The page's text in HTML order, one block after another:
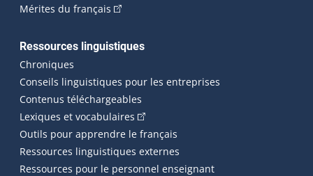
Mérites du français (Cet hyperlien externe s'ouvrira dans une
Ressources linguistiques
Chroniques
Conseils linguistiques pour les entreprises
Contenus téléchargeables
Lexiques et vocabulaires (Cet hyperlien externe s'ouvrira
Outils pour apprendre le français
Ressources linguistiques externes
Ressources pour le personnel enseignant